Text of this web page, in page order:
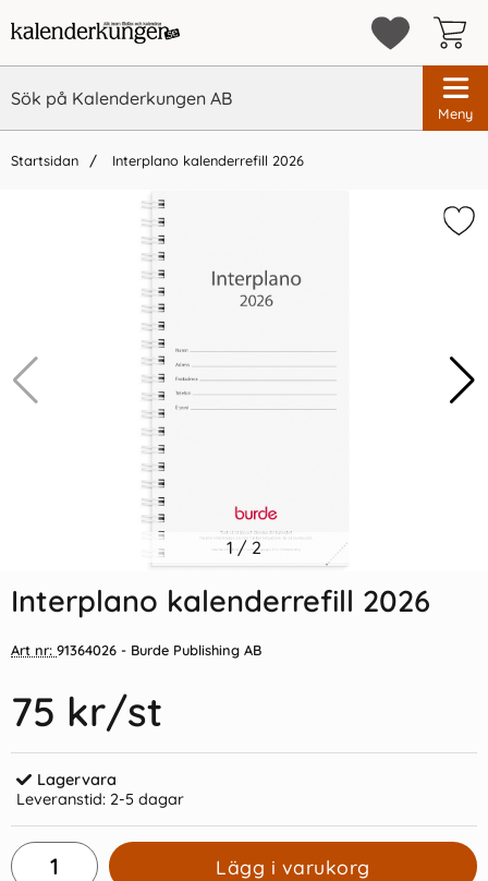
Meny
Startsidan Interplano kalenderrefill 2026
Vi rekommenderar
Indexflikar och Frixion clicker
55 kr/st
Stor Bordskalender 2027
39 kr/st
1/ 2
Interplano kalenderrefill 2026
Art nr: 91364026 - Burde Publishing AB
75 kr/st
Lagervara
Leveranstid: 2-5 dagar
Lägg i varukorg